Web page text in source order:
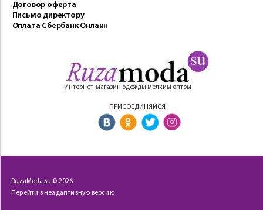
Договор оферта
Письмо директору
Оплата Сбербанк Онлайн
Интернет-магазин одежды мелким оптом
ПРИСОЕДИНЯЙСЯ
RuzaModa.su © 2026
Перейти в неадаптивную версию